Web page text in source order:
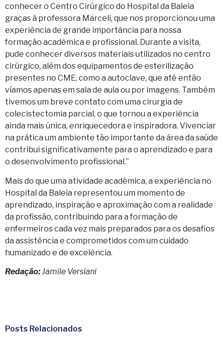
conhecer o Centro Cirúrgico do Hospital da Baleia
graças à professora Marceli, que nos proporcionou uma
experiência de grande importância para nossa
formação acadêmica e profissional. Durante a visita,
pude conhecer diversos materiais utilizados no centro
cirúrgico, além dos equipamentos de esterilização
presentes no CME, como a autoclave, que até então
víamos apenas em sala de aula ou por imagens. Também
tivemos um breve contato com uma cirurgia de
colecistectomia parcial, o que tornou a experiência
ainda mais única, enriquecedora e inspiradora. Vivenciar
na prática um ambiente tão importante da área da saúde
contribui significativamente para o aprendizado e para
o desenvolvimento profissional.”
Mais do que uma atividade acadêmica, a experiência no
Hospital da Baleia representou um momento de
aprendizado, inspiração e aproximação com a realidade
da profissão, contribuindo para a formação de
enfermeiros cada vez mais preparados para os desafios
da assistência e comprometidos com um cuidado
humanizado e de excelência.
Redação:Jamile Versiani
Posts Relacionados